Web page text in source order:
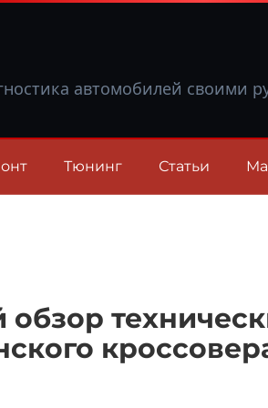
автомобилей своими
Тюнинг Статьи
обзор